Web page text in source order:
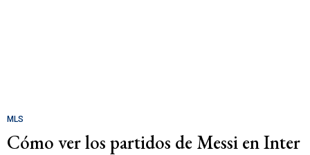
MLS
Cómo ver los partidos de Messi en Inter